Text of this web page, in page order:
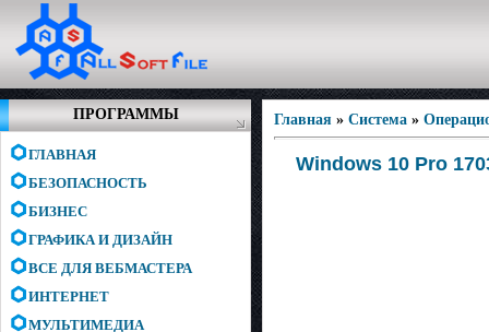
ПРОГРАММЫ
ГЛАВНАЯ
БЕЗОПАСНОСТЬ
БИЗНЕС
ГРАФИКА И ДИЗАЙН
ВСЕ ДЛЯ ВЕБМАСТЕРА
ИНТЕРНЕТ
МУЛЬТИМЕДИА
Главная » Система »
Windows 10 Pro